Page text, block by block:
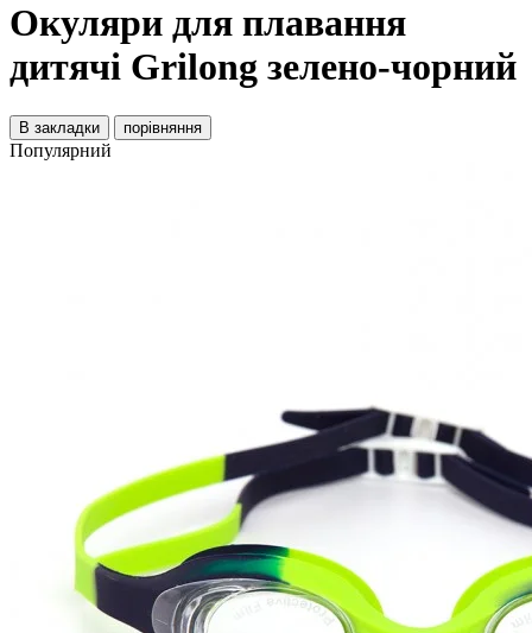
Окуляри для плавання
дитячі Grilong зелено-чорний
В закладки порівняння
Популярний